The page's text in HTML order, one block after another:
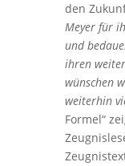
den
Meyer für
und
ihren
wünschen
weiterhin
Formel“